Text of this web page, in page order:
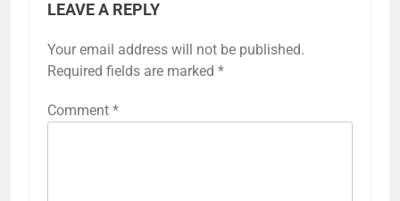
LEAVE A REPLY
Your email address will not be published.
Required fields are marked *
Comment *